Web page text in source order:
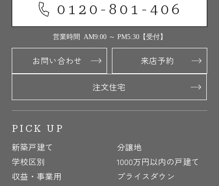
0120-801-406
営業時間 AM9:00 ～ PM5:30【受付】
お問い合わせ 来店予約
注文住宅
PICK UP
新築戸建て
分譲地
学校区別
1000万円以内の戸建て
収益・事業用
プライスダウン